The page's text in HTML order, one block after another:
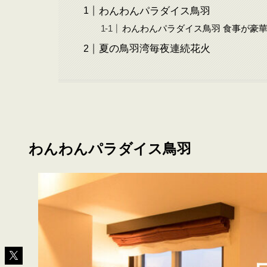
わんわんパラダイス鳥羽
わんわんパラダイス鳥羽 食事が豪華
夏の鳥羽湾毎夜連続花火
わんわんパラダイス鳥羽